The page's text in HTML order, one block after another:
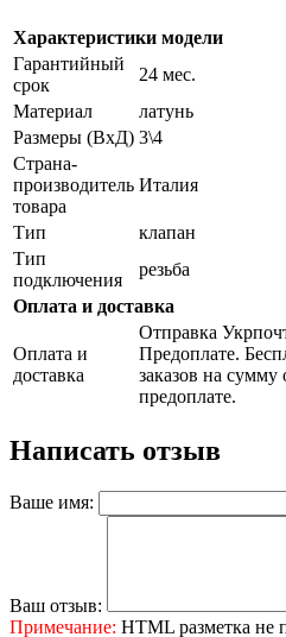
Характеристики модели
Гарантийный
срок
24 мес.
Материал
латунь
Размеры (ВxД) 3\4
Страна-
производитель
товара
Италия
Тип
клапан
Тип
подключения
резьба
Оплата и доставка
Оплата и
доставка
Отправка
Предоплате.
заказов на
предоплате.
Написать отзыв
Ваше имя:
Ваш отзыв:
Примечание: HTML разметка не